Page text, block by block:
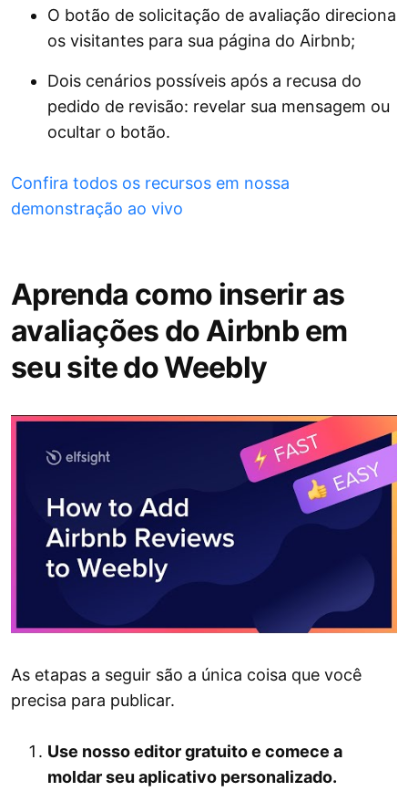
O botão de solicitação de avaliação direciona
os visitantes para sua página do Airbnb;
Dois cenários possíveis após a recusa do
pedido de revisão: revelar sua mensagem ou
ocultar o botão.
Confira todos os recursos em nossa
demonstração ao vivo
Aprenda como inserir as
avaliações do Airbnb em
seu site do Weebly
As etapas a seguir são a única coisa que você
precisa para publicar.
Use nosso editor gratuito e comece a
moldar seu aplicativo personalizado.